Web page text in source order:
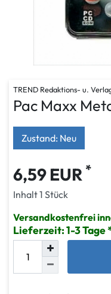
TREND Redaktions- u.
Pac Maxx
Zustand: Neu
6,59 EUR *
Inhalt1 Stück
Versandkostenfrei
Lieferzeit: 1-3 Tage